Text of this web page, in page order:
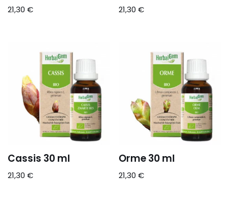
21,30 € 21,30€
Cassis 30 ml
21,30 €
Orme 30 ml
21,30€